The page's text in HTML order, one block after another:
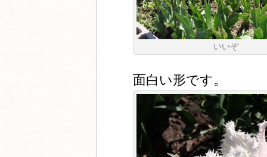
いいぞ
面白い形です。